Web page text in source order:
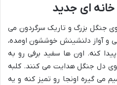
ای جدید
جنگل بزرگ و تاریک سرگردون می
و آواز دلنشینش خوششون اومده،
کنه. اون ها سفید برفی رو به
دل جنگل هدایت می کنند. کلبه
می گیره اونجا رو تمیز کنه و یه